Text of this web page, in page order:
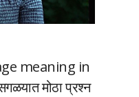
meaning in
मोठा प्रश्न